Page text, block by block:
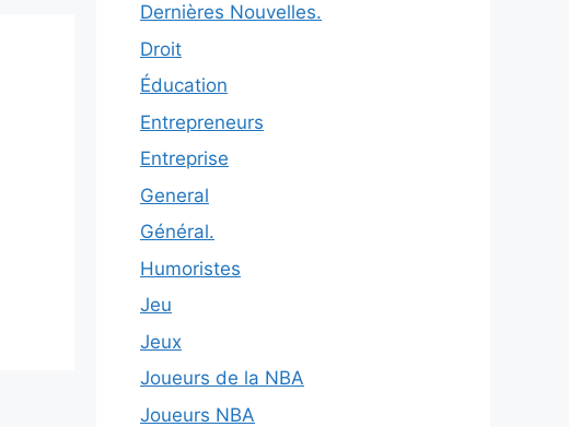
Dernières Nouvelles.
Droit
Éducation
Entrepreneurs
Entreprise
General
Général.
Humoristes
Jeu
Jeux
Joueurs de la NBA
Joueurs NBA